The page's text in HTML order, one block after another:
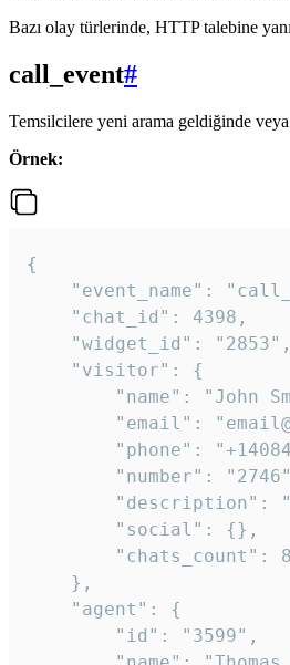
Bazı olay türlerinde, HTTP talebine
call_event#
Temsilcilere yeni arama geldiğinde
Örnek:
{
"event_name":
    "chat_id": 4398,
    "widget_id": "2853",
    "visitor": {
"name": "John
"email":
"phone":
"number":
"description":
        "social": {},
        "chats_count": 8
    },
    "agent": {
        "id": "3599",